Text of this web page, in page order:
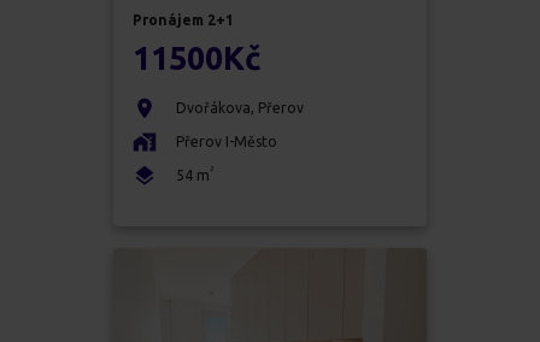
Pronájem 2+1
11500Kč
Dvořákova, Přerov
Přerov I-Město
54 m 2